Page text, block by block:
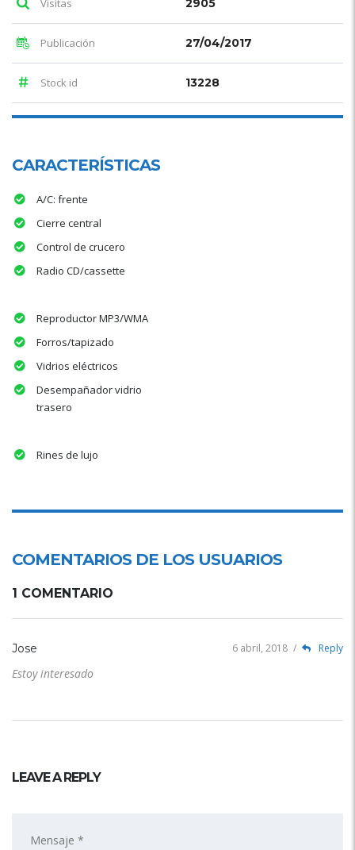
Visitas 2905
Publicación 27/04/2017
Stock id 13228
CARACTERÍSTICAS
A/C: frente
Cierre central
Control de crucero
Radio CD/cassette
Reproductor MP3/WMA
Forros/tapizado
Vidrios eléctricos
Desempañador vidrio
trasero
Rines de lujo
COMENTARIOS DE LOS USUARIOS
1 COMENTARIO
Jose 6 abril, 2018 / Reply
Estoy interesado
LEAVE A REPLY